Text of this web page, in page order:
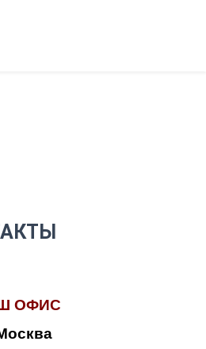
ОФИС